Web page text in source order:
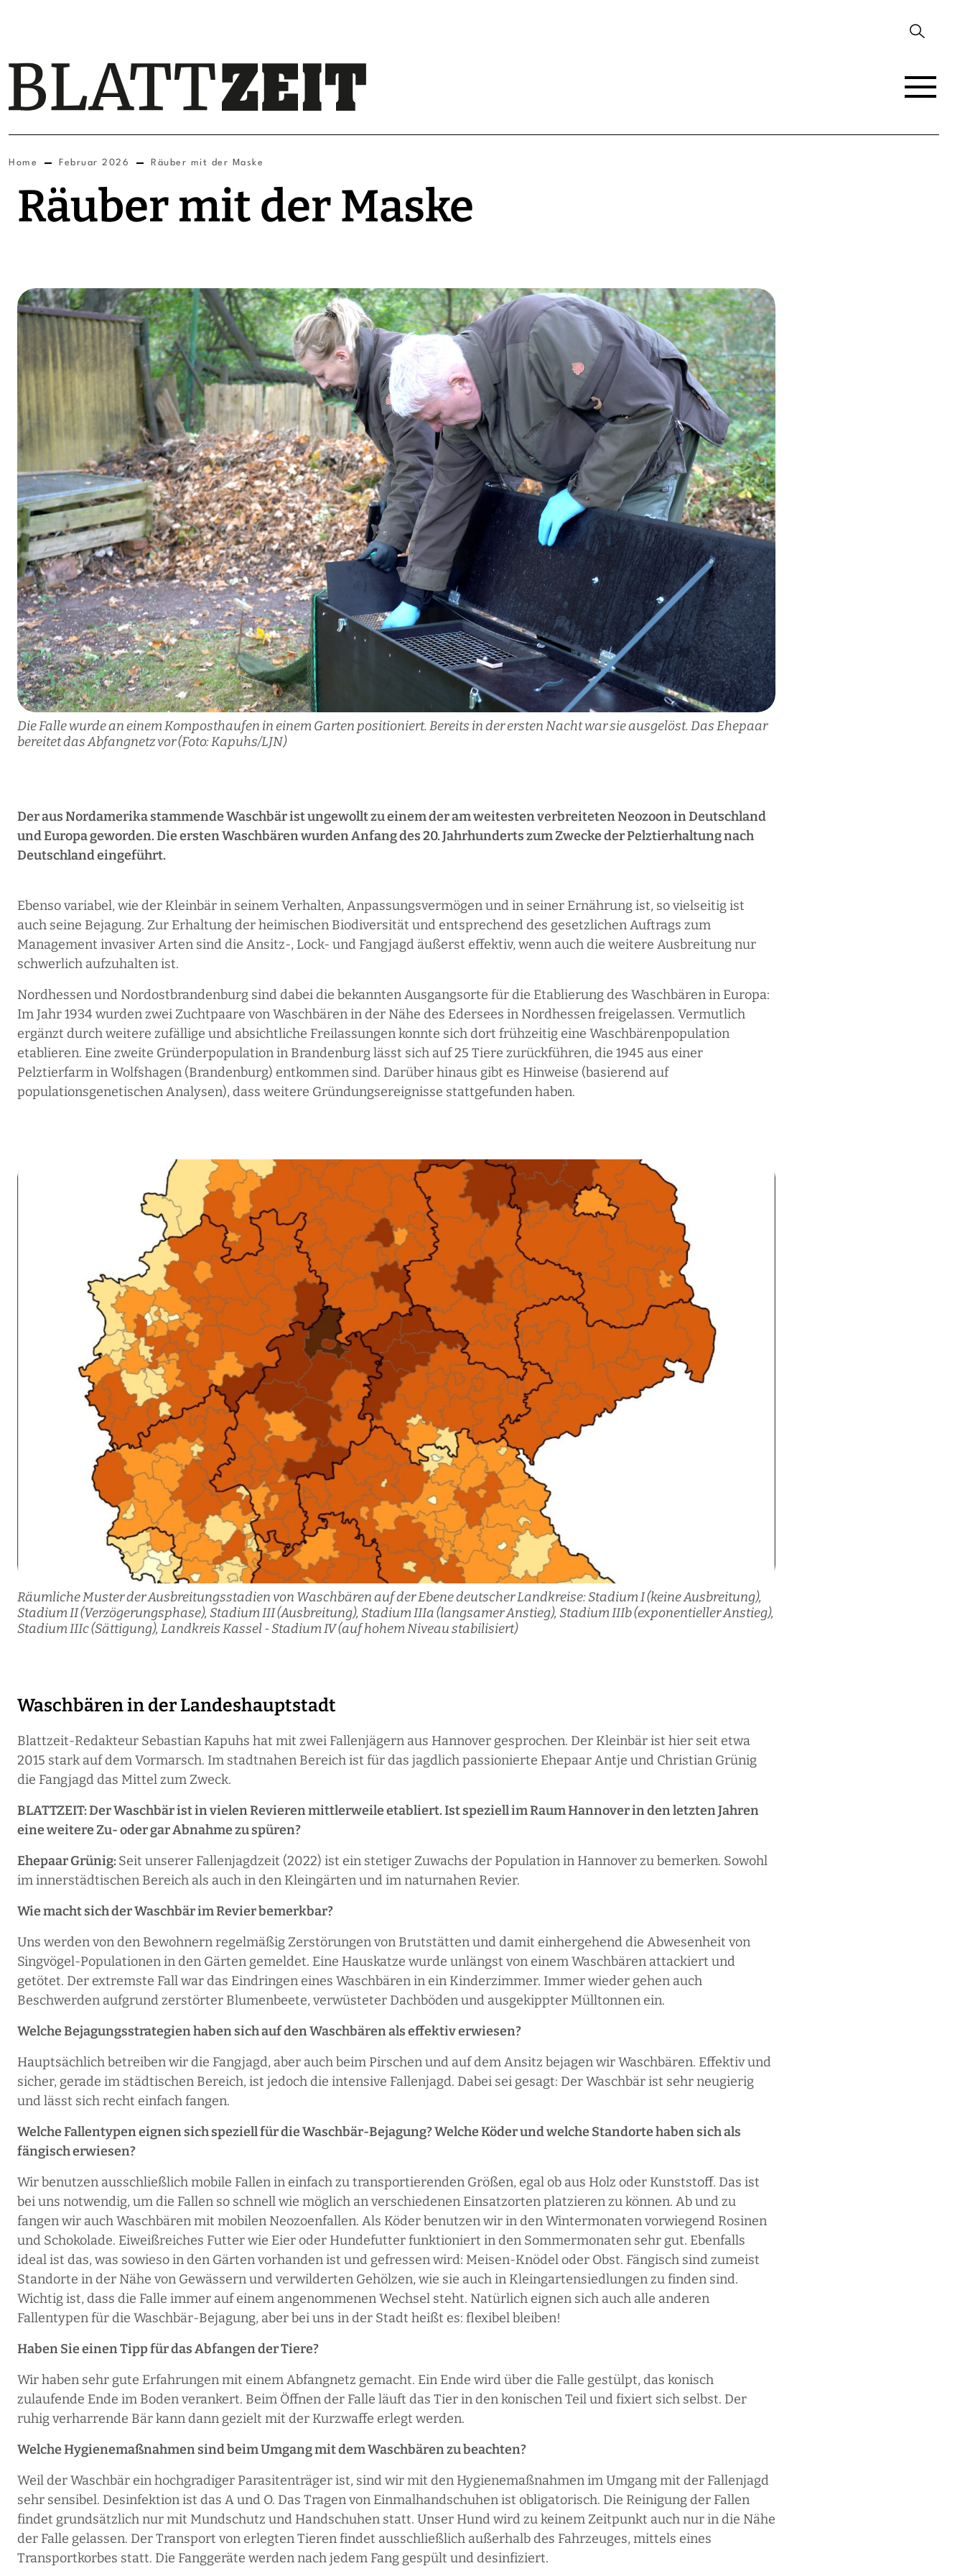
Home Februar 2026 Räuber mit der Maske
Räuber mit der Maske
Die Falle wurde an einem Komposthaufen in einem Garten positioniert. Bereits in der ersten Nacht war sie ausgelöst. Das Ehepaar
bereitet das Abfangnetz vor (Foto: Kapuhs/LJN)
Der aus Nordamerika stammende Waschbär ist ungewollt zu ​einem der am weitesten verbreiteten Neozoon in Deutschland
und Europa geworden. Die ersten Waschbären wurden Anfang des 20. Jahrhunderts zum Zwecke der Pelztierhaltung nach
Deutschland eingeführt.
Ebenso variabel, wie der Kleinbär in seinem Verhalten, Anpassungsvermögen und in seiner Ernährung ist, so vielseitig ist
auch seine Bejagung. Zur Erhaltung der heimischen Biodiversität und entsprechend des gesetzlichen Auftrags zum
Management invasiver Arten sind die Ansitz-, Lock- und Fangjagd äußerst effektiv, wenn auch die weitere Ausbreitung nur
schwerlich aufzuhalten ist.
Nordhessen und Nordostbrandenburg sind dabei die bekannten Ausgangsorte für die Etablierung des Waschbären in Europa:
Im Jahr 1934 wurden zwei Zuchtpaare von Waschbären in der Nähe des Edersees in Nordhessen freigelassen. Vermutlich
ergänzt durch weitere zufällige und absichtliche Freilassungen konnte sich dort frühzeitig eine Waschbärenpopulation
etablieren. Eine zweite Gründerpopulation in Brandenburg lässt sich auf 25 Tiere zurückführen, die 1945 aus einer
Pelztierfarm in Wolfshagen (Brandenburg) entkommen sind. Darüber hinaus gibt es Hinweise (basierend auf
populationsgenetischen Analysen), dass weitere Gründungsereignisse stattgefunden haben.
Räumliche Muster der Ausbreitungsstadien von Waschbären auf der Ebene deutscher Landkreise: Stadium I (keine Ausbreitung),
Stadium II (Verzögerungsphase), Stadium III (Ausbreitung), Stadium IIIa (langsamer Anstieg), Stadium IIIb (exponentieller Anstieg),
Stadium IIIc (Sättigung), Landkreis Kassel - Stadium IV (auf hohem Niveau stabilisiert)
Waschbären in der ​Landeshauptstadt
Blattzeit-Redakteur Sebastian Kapuhs hat mit zwei Fallenjägern aus Hannover gesprochen. Der Kleinbär ist hier seit etwa
2015 stark auf dem Vormarsch. Im stadtnahen Bereich ist für das jagdlich passionierte Ehepaar Antje und Christian Grünig
die Fangjagd das Mittel zum Zweck.
BLATTZEIT: Der Waschbär ist in vielen Revieren mittlerweile etabliert. Ist speziell im Raum Hannover in den letzten Jahren
eine weitere Zu- oder gar Abnahme zu spüren?
Ehepaar Grünig:Seit unserer Fallenjagdzeit (2022) ist ein stetiger Zuwachs der Population in Hannover zu bemerken. Sowohl
im innerstädtischen Bereich als auch in den Kleingärten und im naturnahen Revier.
Wie macht sich der Waschbär im Revier bemerkbar?
Uns werden von den Bewohnern regelmäßig Zerstörungen von Brutstätten und damit einhergehend die Abwesenheit von
Singvögel-Populationen in den Gärten gemeldet. Eine Hauskatze wurde unlängst von einem Waschbären attackiert und
getötet. Der extremste Fall war das Eindringen eines Waschbären in ein Kinderzimmer. Immer wieder gehen auch
Beschwerden aufgrund zerstörter Blumenbeete, verwüsteter Dachböden und ausgekippter Mülltonnen ein.
Welche Bejagungsstrategien haben sich auf den Waschbären als effektiv erwiesen?
Hauptsächlich betreiben wir die Fangjagd, aber auch beim Pirschen und auf dem Ansitz bejagen wir Waschbären. Effektiv und
sicher, gerade im städtischen Bereich, ist jedoch die intensive Fallenjagd. Dabei sei gesagt: Der Waschbär ist sehr neugierig
und lässt sich recht einfach fangen.
Welche Fallentypen eignen sich speziell für die Waschbär-Bejagung? Welche Köder und welche Standorte haben sich als
fängisch erwiesen?
Wir benutzen ausschließlich mobile Fallen in einfach zu transportierenden Größen, egal ob aus Holz oder Kunststoff. Das ist
bei uns notwendig, um die Fallen so schnell wie möglich an verschiedenen Einsatzorten platzieren zu können. Ab und zu
fangen wir auch Waschbären mit mobilen Neozoenfallen. Als Köder benutzen wir in den Wintermonaten vorwiegend Rosinen
und Schokolade. Eiweißreiches Futter wie Eier oder Hundefutter funktioniert in den Sommermonaten sehr gut. Ebenfalls
ideal ist das, was sowieso in den Gärten vorhanden ist und gefressen wird: Meisen-Knödel oder Obst. Fängisch sind zumeist
Standorte in der Nähe von Gewässern und verwilderten Gehölzen, wie sie auch in Kleingartensiedlungen zu finden sind.
Wichtig ist, dass die Falle immer auf einem angenommenen Wechsel steht. Natürlich eignen sich auch alle anderen
Fallentypen für die Waschbär-Bejagung, aber bei uns in der Stadt heißt es: flexibel bleiben!
Haben Sie einen Tipp für das Abfangen der Tiere?
Wir haben sehr gute Erfahrungen mit einem Abfangnetz gemacht. Ein Ende wird über die Falle gestülpt, das konisch
zulaufende Ende im Boden verankert. Beim Öffnen der Falle läuft das Tier in den konischen Teil und fixiert sich selbst. Der
ruhig verharrende Bär kann dann gezielt mit der Kurzwaffe erlegt werden.
Welche Hygienemaßnahmen sind beim Umgang mit dem Waschbären zu beachten?
Weil der Waschbär ein hochgradiger Parasitenträger ist, sind wir mit den Hygienemaßnahmen im Umgang mit der Fallenjagd
sehr sensibel. Desinfektion ist das A und O. Das Tragen von Einmalhandschuhen ist obligatorisch. Die Reinigung der Fallen
findet grundsätzlich nur mit Mundschutz und Handschuhen statt. Unser Hund wird zu keinem Zeitpunkt auch nur in die Nähe
der Falle gelassen. Der Transport von erlegten Tieren findet ausschließlich außerhalb des Fahrzeuges, mittels eines
Transportkorbes statt. Die Fanggeräte werden nach jedem Fang gespült und desinfiziert.